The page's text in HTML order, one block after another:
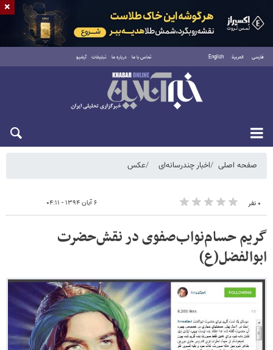
فارسی العربية English تماس با ما درباره ما تبلیغات آرشیو
شنبه ۱۷ مرداد ۱۴۰۵
صفحه اصلی اخبار چندرسانه‌ای عکس
۰ نفر ۶ آبان ۱۳۹۴ - ۰۴:۱۱
گریم حسام‌نواب‌صفوی در‌ نقش‌حضرت
ابوالفضل(ع)
×